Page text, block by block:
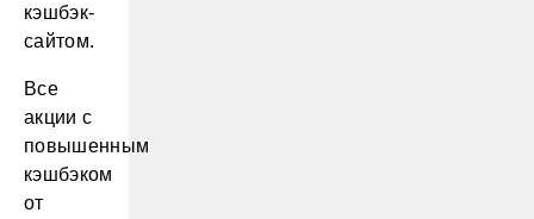
кэшбэк-
сайтом.
Все
акции с
повышенным
кэшбэком
от